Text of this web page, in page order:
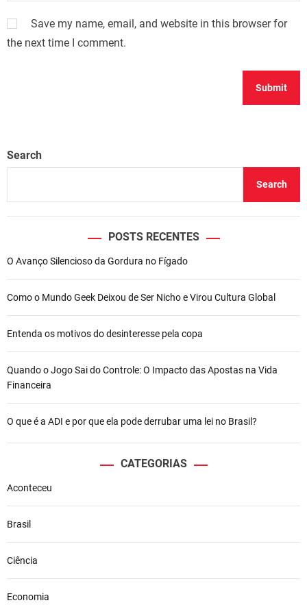
Save my name, email, and website in this browser for
the next time I comment.
Search
Search
POSTS RECENTES
O Avanço Silencioso da Gordura no Fígado
Como o Mundo Geek Deixou de Ser Nicho e Virou Cultura Global
Entenda os motivos do desinteresse pela copa
Quando o Jogo Sai do Controle: O Impacto das Apostas na Vida
Financeira
O que é a ADI e por que ela pode derrubar uma lei no Brasil?
CATEGORIAS
Aconteceu
Brasil
Ciência
Economia